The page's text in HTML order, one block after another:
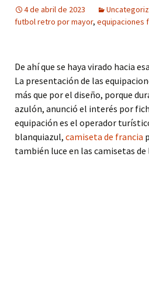
4 de abril de 2023
futbol retro por mayor, equipaciones
De ahí que se haya virado hacia
La presentación de las
más que por el diseño, porque
azulón, anunció el interés por
equipación es el operador
blanquiazul, camiseta de francia
también luce en las camisetas de